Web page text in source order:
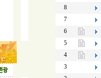
8
7
6
5
4
3